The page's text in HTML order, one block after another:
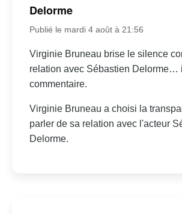
Delorme
Publié le mardi 4 août à 21:56
Virginie Bruneau brise le silence
relation avec Sébastien Delorme…
commentaire.
Virginie Bruneau a choisi la
parler de sa relation avec l'acteur
Delorme.